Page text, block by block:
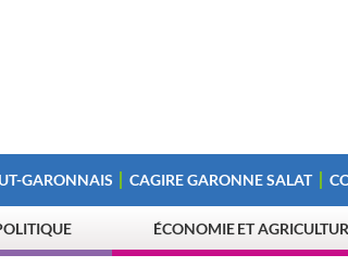
GARONNAIS CAGIRE GARONNE SALAT
ÉCONOMIE ET